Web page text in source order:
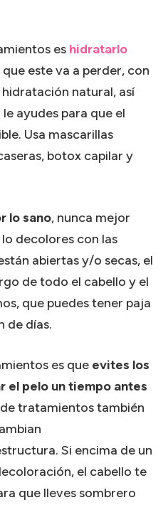
es hidratarlo
que este va a perder, con
natural, así
ayudes para que el
Usa mascarillas
botox capilar y
lo sano, nunca mejor
decolores con las
abiertas y/o secas, el
de todo el cabello y el
que puedes tener paja
de días.
es que evites los
el pelo un tiempo antes
tratamientos también
Si encima de un
el cabello te
que lleves sombrero